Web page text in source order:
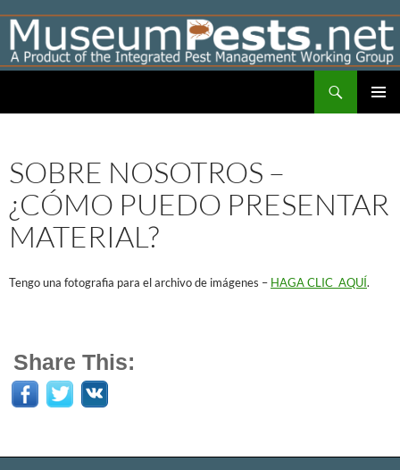
content
SOBRE NOSOTROS –
¿CÓMO PUEDO PRESENTAR
MATERIAL?
Tengo una fotografia para el archivo de imágenes – HAGA CLIC AQUÍ.
Share This: